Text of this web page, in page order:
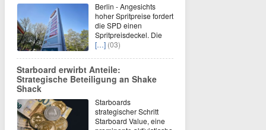
Berlin - Angesichts
hoher Spritpreise fordert
die SPD einen
Spritpreisdeckel. Die
[…] (03)
Starboard erwirbt Anteile:
Strategische Beteiligung an Shake
Shack
Starboards
strategischer Schritt
Starboard Value, eine